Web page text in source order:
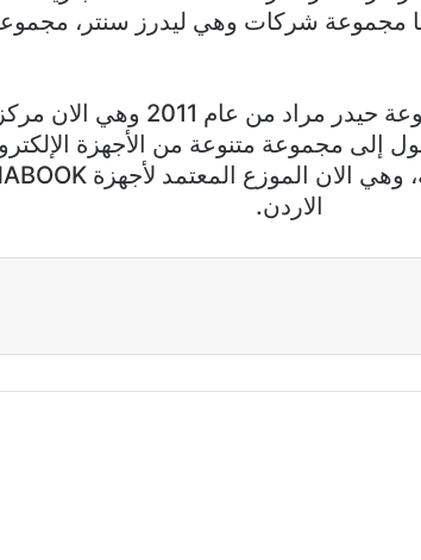
مجموعة شركات وهي ليدرز سنتر،
وانبثقت ليدرز سنتر من مجموعة حيدر
إلى مجموعة متنوعة من الأجهزة
الاردن.